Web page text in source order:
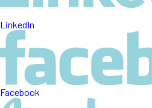
LinkedIn
Facebook